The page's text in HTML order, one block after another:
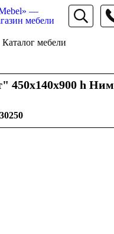
066 472 19 61
Каталог мебели
450х140х900 h